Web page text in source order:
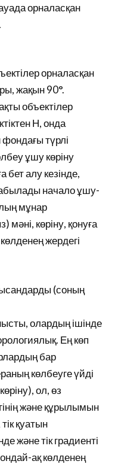
ауада орналасқан
орналасқан
жақын 90°.
объектілер
Н, онда
фондағы түрлі
ұшу көріну
бет алу кезінде,
начало ұшу-
мұнар
мәні, көріну, қонуға
жердегі
(соның
олардың ішінде
Ең көп
бар
көлбеуге үйді
ол, өз
және құрылымын
қуатын
және тік градиенті
ақ көлденең